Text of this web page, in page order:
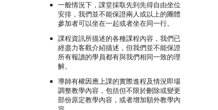
一般情況下，課堂採取先到先得自由坐位
安排，我們並不能保證兩人或以上的團體
參加者可以坐在一起或者坐在同一行。
課程資訊所描述的各種課程內容，我們已
經盡力客觀介紹描述，但我們並不能保證
所有報讀的學員都有與我們相同一致的理
解。
導師有權因應上課的實際進程及情況即場
調整教學內容，包括但不限於刪除或變更
部份原定教學內容，或者增加額外教學內